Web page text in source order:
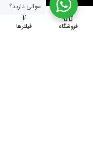
تلفن : 33532329 –
فروشگاه فیلترها
سوالی دارید؟